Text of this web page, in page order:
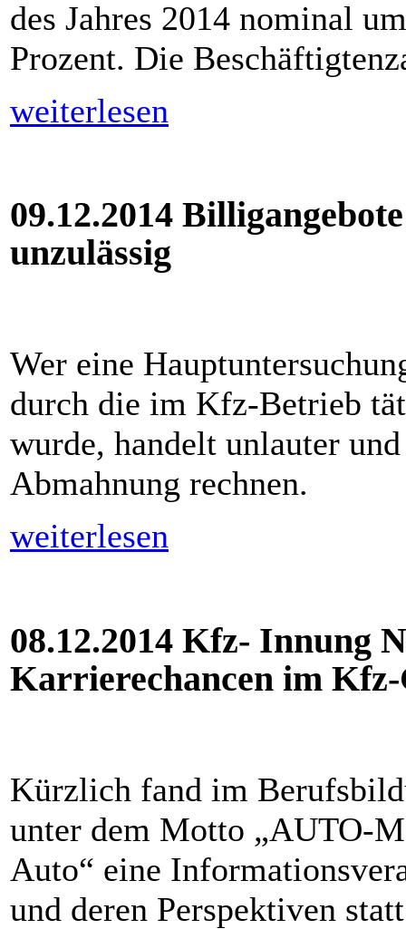
des Jahres 2014 nominal
Prozent. Die
weiterlesen
09.12.2014
unzulässig
Wer eine
durch die im Kfz-Betrieb
wurde, handelt unlauter
Abmahnung rechnen.
weiterlesen
08.12.2014 Kfz- Innung
Karrierechancen im Kfz-
Kürzlich fand im
unter dem Motto „AUTO-
Auto“ eine
und deren Perspektiven